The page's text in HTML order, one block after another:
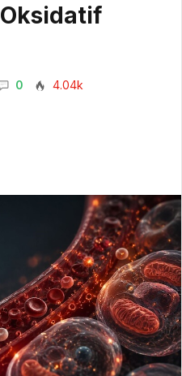
0
4.04k